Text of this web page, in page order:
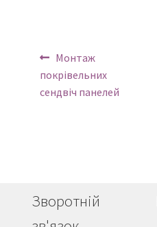
Навігація
за
записами
Попереднє:
Монтаж
покрівельних
сендвіч панелей
Зворотній